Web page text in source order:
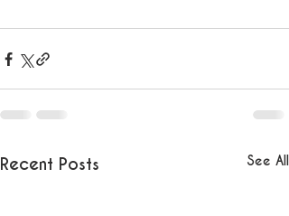
Recent Posts See All